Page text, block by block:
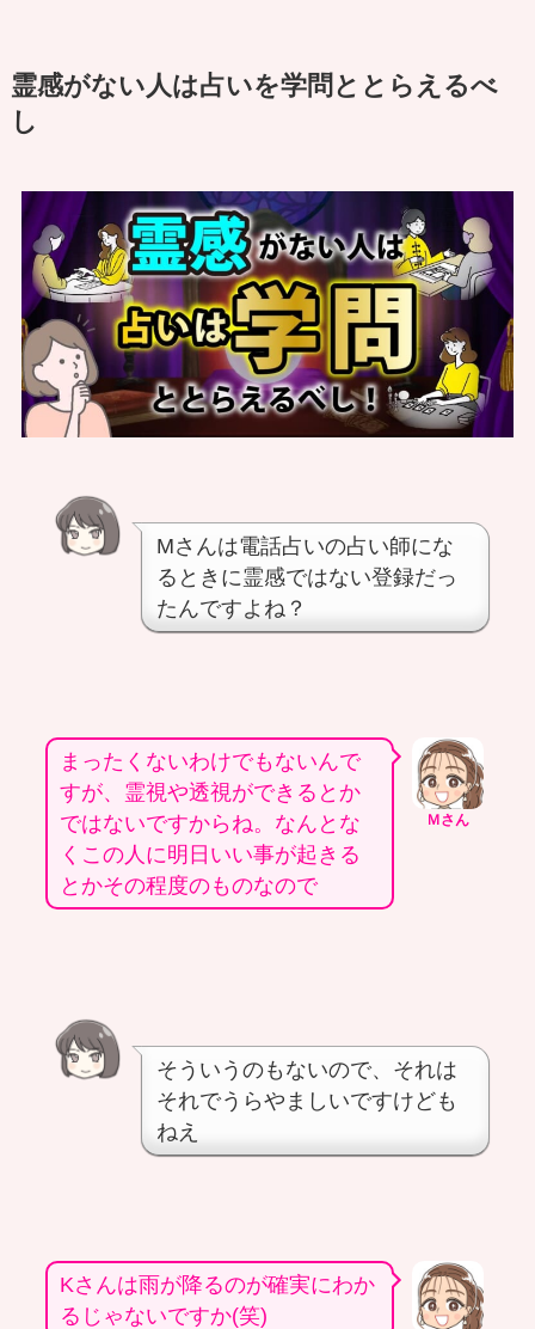
霊感がない人は占いを学問ととらえるべ
し
Mさんは電話占いの占い師にな
るときに霊感ではない登録だっ
たんですよね？
Ｍさん
まったくないわけでもないんで
すが、霊視や透視ができるとか
ではないですからね。なんとな
くこの人に明日いい事が起きる
とかその程度のものなので
そういうのもないので、それは
それでうらやましいですけども
ねえ
Kさんは雨が降るのが確実にわか
るじゃないですか(笑)